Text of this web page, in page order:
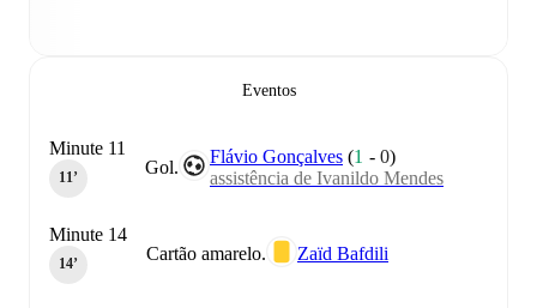
Eventos
Gol.
Flávio Gonçalves (1 -0)
assistência de Ivanildo Mendes
Minute 11
11‎’‎
Cartão amarelo. Zaïd Bafdili
Minute 14
14‎’‎